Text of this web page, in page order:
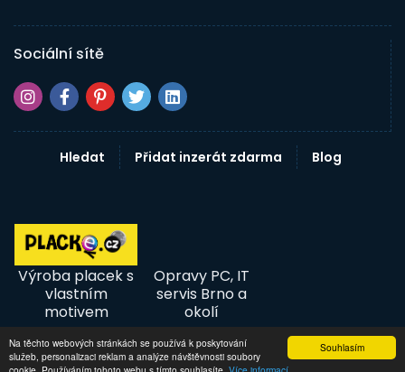
Souhlasím
Na těchto webových stránkách se používá k poskytování
služeb, personalizaci reklam a analýze návštěvnosti soubory
Sociální sítě
Hledat Přidat inzerát zdarma Blog
Výroba placek s
vlastním
motivem
Opravy PC, IT
servis Brno a
okolí
© 2026 InzertníTržiště - Inzerce, bazar